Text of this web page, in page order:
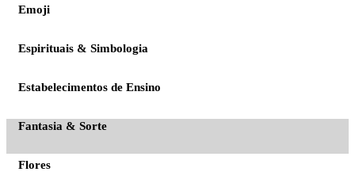
Emoji
Espirituais & Simbologia
Estabelecimentos de Ensino
Fantasia & Sorte
Flores